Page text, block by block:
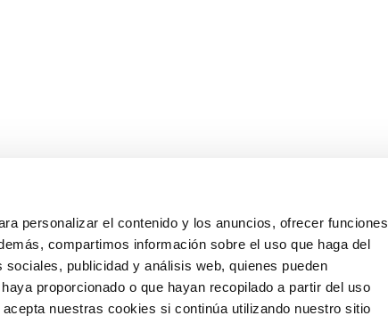
personalizar el contenido y los anuncios, ofrecer funciones
compartimos información sobre el uso que haga del
publicidad y análisis web, quienes pueden
proporcionado o que hayan recopilado a partir del uso
nuestras cookies si continúa utilizando nuestro sitio